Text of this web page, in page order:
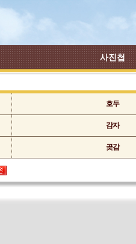
사진첩
호두
감자
곶감